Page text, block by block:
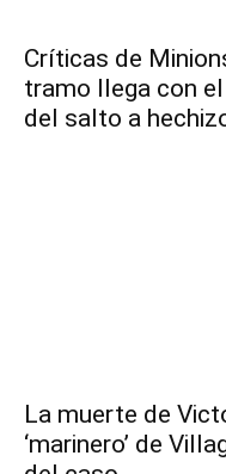
Críticas de
tramo llega con
del salto a
La muerte de
‘marinero’ de